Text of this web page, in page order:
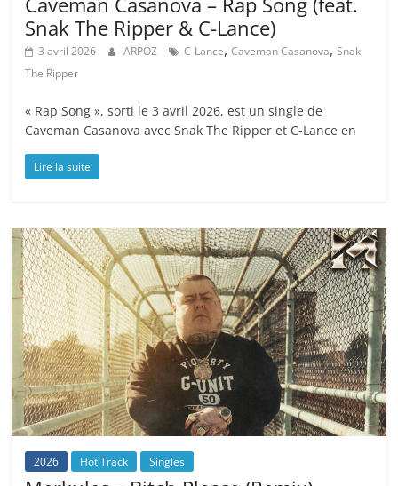
Snak The Ripper & C-Lance)
3 avril 2026 ARPOZ C-Lance,Caveman Casanova,Snak
The Ripper
« Rap Song », sorti le 3 avril 2026, est un single de
Caveman Casanova avec Snak The Ripper et C-Lance en
Lire la suite
2026 Hot Track Singles